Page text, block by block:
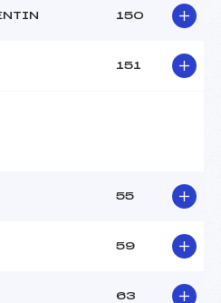
150
151
55
59
63